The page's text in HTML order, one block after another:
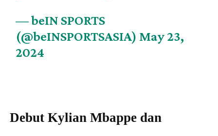
— beIN SPORTS
(@beINSPORTSASIA) May 23,
2024
Debut Kylian Mbappe dan